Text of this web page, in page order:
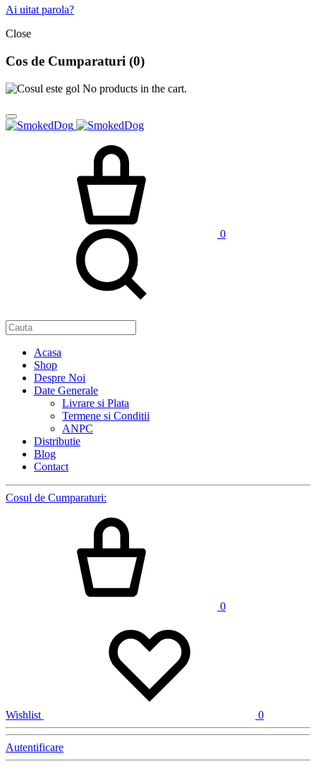
Ai uitat parola?
Close
Cos de Cumparaturi (0)
No products in the cart.
0
Acasa
Shop
Despre Noi
Date Generale
Livrare si Plata
Termene si Conditii
ANPC
Distributie
Blog
Contact
Cosul de Cumparaturi:
0
Wishlist 0
Autentificare